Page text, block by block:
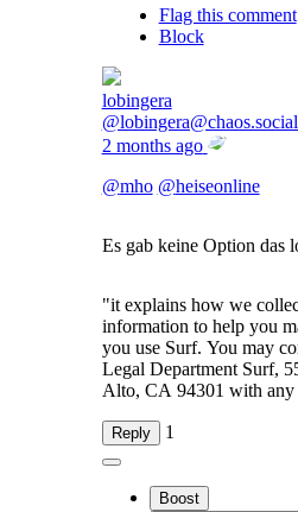
Flag this comment
Block
lobingera
@lobingera@chaos.social
2 months ago
@mho @heiseonline
Es gab keine Option das
"it explains how we
information to help you
you use Surf. You may
Legal Department Surf,
Alto, CA 94301 with any
Reply 1
Boost